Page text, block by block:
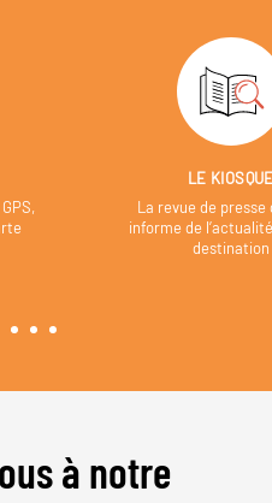
LE
La revue de presse
informe de
destination
à notre